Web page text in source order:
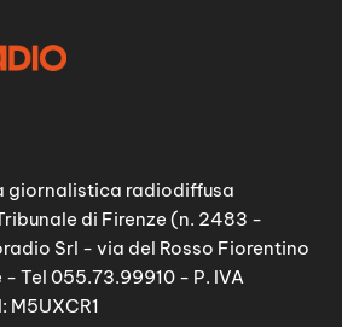
giornalistica radiodiffusa
di Firenze (n. 2483 -
Srl - via del Rosso Fiorentino
Tel 055.73.99910 - P. IVA